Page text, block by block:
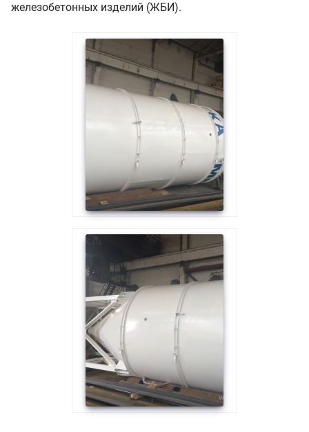
железобетонных изделий (ЖБИ).